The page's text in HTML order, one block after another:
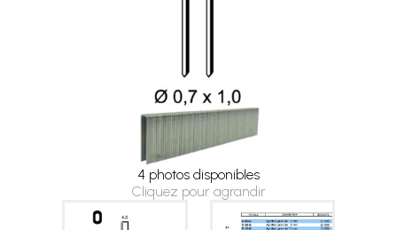
4 photos disponibles
Cliquez pour agrandir